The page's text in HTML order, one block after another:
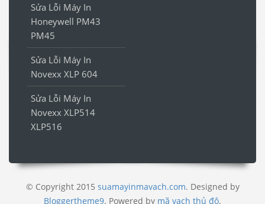
Sửa Lỗi Máy In
Honeywell PM43
PM45
Sửa Lỗi Máy In
Novexx XLP 604
Sửa Lỗi Máy In
Novexx XLP514
XLP516
© Copyright 2015 suamayinmavach.com. Designed by
Bloggertheme9. Powered by mã vạch thủ đô.